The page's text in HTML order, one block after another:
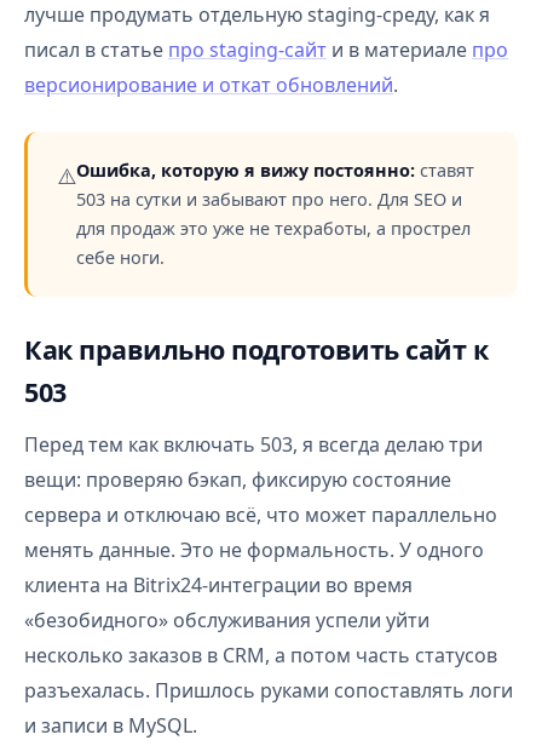
лучше продумать отдельную staging-среду, как я
писал в статье про staging-сайт и в материале про
версионирование и откат обновлений.
⚠️Ошибка, которую я вижу постоянно: ставят
503 на сутки и забывают про него. Для SEO и
для продаж это уже не техработы, а прострел
себе ноги.
Как правильно подготовить сайт к
503
Перед тем как включать 503, я всегда делаю три
вещи: проверяю бэкап, фиксирую состояние
сервера и отключаю всё, что может параллельно
менять данные. Это не формальность. У одного
клиента на Bitrix24-интеграции во время
«безобидного» обслуживания успели уйти
несколько заказов в CRM, а потом часть статусов
разъехалась. Пришлось руками сопоставлять логи
и записи в MySQL.